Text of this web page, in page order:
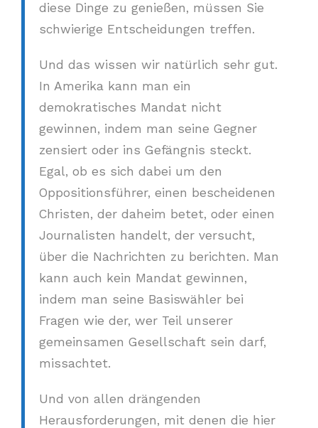
diese Dinge zu genießen, müssen Sie
schwierige Entscheidungen treffen.
Und das wissen wir natürlich sehr gut.
In Amerika kann man ein
demokratisches Mandat nicht
gewinnen, indem man seine Gegner
zensiert oder ins Gefängnis steckt.
Egal, ob es sich dabei um den
Oppositionsführer, einen bescheidenen
Christen, der daheim betet, oder einen
Journalisten handelt, der versucht,
über die Nachrichten zu berichten. Man
kann auch kein Mandat gewinnen,
indem man seine Basiswähler bei
Fragen wie der, wer Teil unserer
gemeinsamen Gesellschaft sein darf,
missachtet.
Und von allen drängenden
Herausforderungen, mit denen die hier